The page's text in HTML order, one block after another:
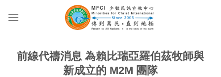
前線代禱消息 為賴比瑞亞羅伯茲牧師與
新成立的 M2M 團隊